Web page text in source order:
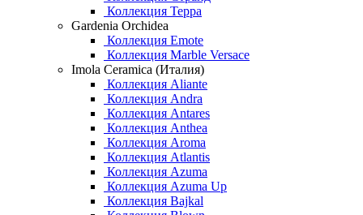
Коллекция Терра
Gardenia Orchidea
Коллекция Emote
Коллекция Marble Versace
Imola Ceramica (Италия)
Коллекция Aliante
Коллекция Andra
Коллекция Antares
Коллекция Anthea
Коллекция Aroma
Коллекция Atlantis
Коллекция Azuma
Коллекция Azuma Up
Коллекция Bajkal